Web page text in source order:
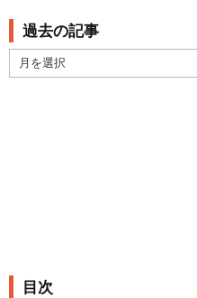
過去の記事
去
目次